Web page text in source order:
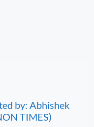
by: Abhishek
TIMES)